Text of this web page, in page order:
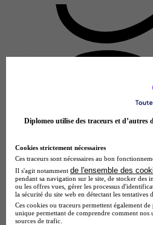
Lycée polyvalent Jeanne d'Arc -
Bac techno - STI2D sciences
du développement durable
environnement
4.0
1 avis
Diplomeo utilise des traceurs et d’autres
Cookies strictement nécessaires
Ces traceurs sont nécessaires au bon
Il s'agit notamment de l'ensemble des
pendant sa navigation sur le site, de stocker des
ou les offres vues, gérer les processus
la sécurité du site web en détectant les
Ces cookies ou traceurs permettent également
unique permettant de comprendre comment nos
sources de trafic.